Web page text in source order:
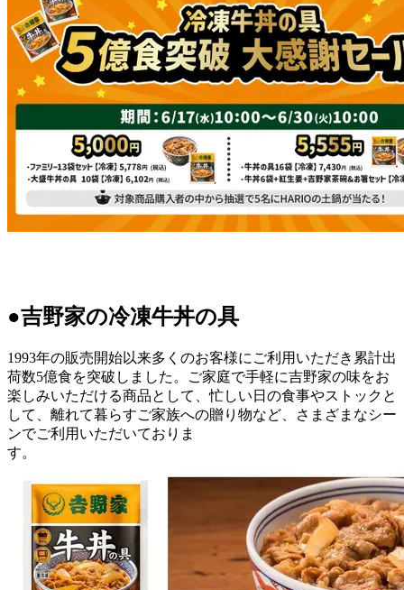
●吉野家の冷凍牛丼の具
1993年の販売開始以来多くのお客様にご利用いただき累計出
荷数5億食を突破しました。ご家庭で手軽に吉野家の味をお
楽しみいただける商品として、忙しい日の食事やストックと
して、離れて暮らすご家族への贈り物など、さまざまなシー
ンでご利用いただいておりま
す。